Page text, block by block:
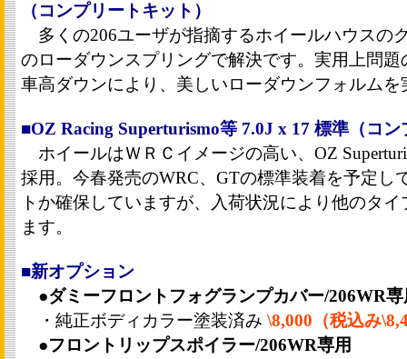
（コンプリートキット）
多くの206ユーザが指摘するホイールハウスの
のローダウンスプリングで解決です。実用上問題
車高ダウンにより、美しいローダウンフォルムを
■OZ Racing Superturismo等 7.0J x 17 標準（コ
ホイールはＷＲＣイメージの高い、OZ
採用。今春発売のWRC、GTの標準装着を予定
トか確保していますが、入荷状況により他のタ
ます。
■新オプション
●ダミーフロントフォグランプカバー/206WR専
・純正ボディカラー塗装済み \8,000（税込み
●フロントリップスポイラー/206WR専用